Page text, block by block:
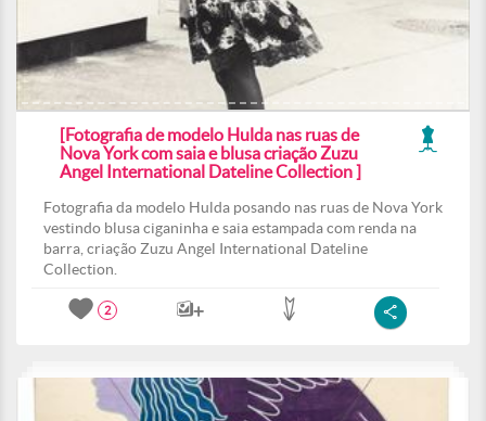
[Fotografia de modelo Hulda nas ruas de
Nova York com saia e blusa criação Zuzu
Angel International Dateline Collection ]
Fotografia da modelo Hulda posando nas ruas de Nova York
vestindo blusa ciganinha e saia estampada com renda na
barra, criação Zuzu Angel International Dateline
Collection.
2